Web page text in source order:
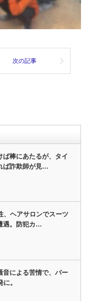
次の記事
ば棒にあたるが、タイ
ば詐欺師が見…
、ヘアサロンでスーツ
遇。防犯カ…
音による苦情で、バー
。